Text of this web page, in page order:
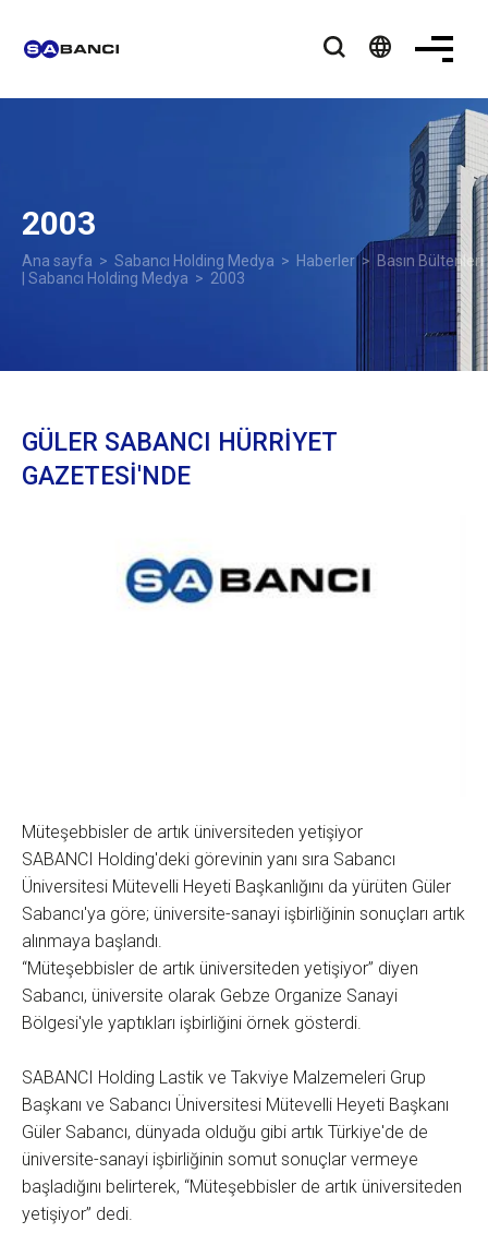
language
2003
Ana sayfa > Sabancı Holding Medya > Haberler> Basın Bültenleri
| Sabancı Holding Medya > 2003
GÜLER SABANCI HÜRRİYET
GAZETESİ'NDE
Müteşebbisler de artık üniversiteden yetişiyor
SABANCI Holding'deki görevinin yanı sıra Sabancı
Üniversitesi Mütevelli Heyeti Başkanlığını da yürüten Güler
Sabancı'ya göre; üniversite-sanayi işbirliğinin sonuçları artık
alınmaya başlandı.
‘‘Müteşebbisler de artık üniversiteden yetişiyor’’ diyen
Sabancı, üniversite olarak Gebze Organize Sanayi
Bölgesi'yle yaptıkları işbirliğini örnek gösterdi.
SABANCI Holding Lastik ve Takviye Malzemeleri Grup
Başkanı ve Sabancı Üniversitesi Mütevelli Heyeti Başkanı
Güler Sabancı, dünyada olduğu gibi artık Türkiye'de de
üniversite-sanayi işbirliğinin somut sonuçlar vermeye
başladığını belirterek, ‘‘Müteşebbisler de artık üniversiteden
yetişiyor’’ dedi.